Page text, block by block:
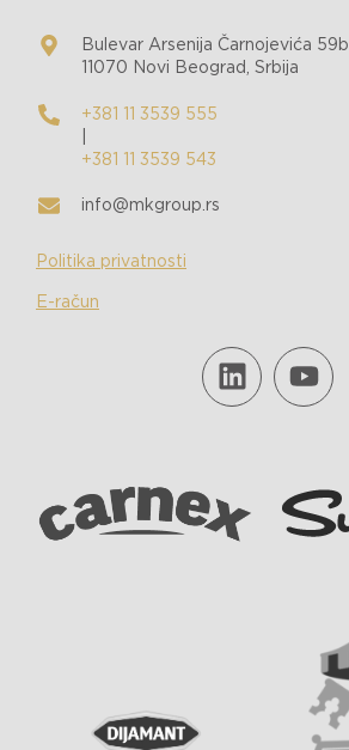
Bulevar Arsenija Čarnojevića 59b
11070 Novi Beograd, Srbija
+381 11 3539 555
+381 11 3539 543
info@mkgroup.rs
Politika privatnosti
E-račun